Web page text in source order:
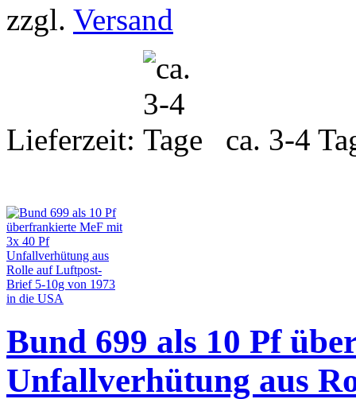
zzgl. Versand
Lieferzeit: ca. 3-4
Bund 699 als 10 Pf
Unfallverhütung aus